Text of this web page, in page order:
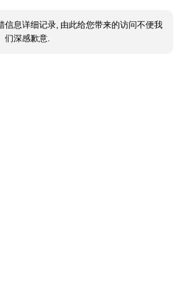
信息详细记录, 由此给您带来的访问不便我
们深感歉意.